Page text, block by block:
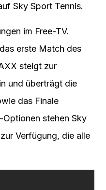
Sky Sport Tennis.
im Free-TV.
erste Match des
steigt zur
und überträgt die
das Finale
stehen Sky
Verfügung, die alle